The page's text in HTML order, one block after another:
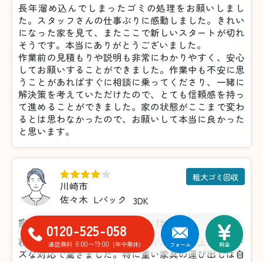
長年溜め込んでしまったゴミの処理をお願いしまし
た。スタッフさんの仕事ぶりに感動しました。きれい
になった家を見て、またここで新しいスタートが切れ
そうです。本当にありがとうございました。
作業前の見積もりや説明も非常にわかりやすく、安心
してお願いすることができました。作業中も不安に思
うことがあればすぐに相談に乗ってくださり、一緒に
解決策を考えていただけたので、とても信頼感を持っ
て進めることができました。家の状態がここまで変わ
るとは思わなかったので、お願いして本当に良かった
と思います。
川崎市
佐々木 Lパック 3DK
粗大ゴミ回収
家具の処分がこんなに楽だとは！
粗大ゴミの処分で利用しましたが、想像以上にスムー
ズな対応で驚きました。特に重い家具の運び出しは自
0120-525-058
通話無料 8:00〜19:00 (年中無休) フォーム 料金